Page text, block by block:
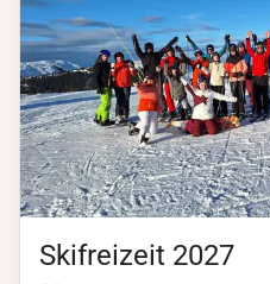
Skifreizeit 2027